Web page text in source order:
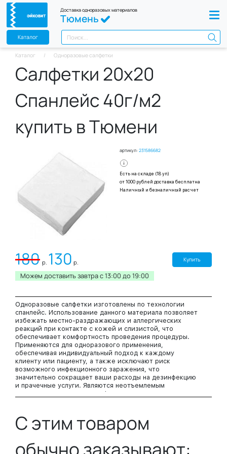
Доставка одноразовых материалов
Тюмень
Каталог
Каталог Одноразовые салфетки
Салфетки 20х20
Спанлейс 40г/м2
купить в Тюмени
артикул: 231586682
Есть на складе (18 уп)
от 1000 рублей доставка бесплатна
Наличный и безналичный расчет
180 р. 130 р. Купить
Можем доставить завтра c 13:00 до 19:00
Одноразовые салфетки изготовлены по технологии
спанлейс. Использование данного материала позволяет
избежать местно-раздражающих и аллергических
реакций при контакте с кожей и слизистой, что
обеспечивает комфортность проведения процедуры.
Применяются для одноразового применения,
обеспечивая индивидуальный подход к каждому
клиенту или пациенту, а также исключают риск
возможного инфекционного заражения, что
значительно сокращает ваши расходы на дезинфекцию
и прачечные услуги. Являются неотъемлемым
расходным материалом в сфере медицины и индустрии
герметичных полиэтиленовых упаковках, индивидуально
укомплектованы друг на друга, что упрощает
Размер: 20х20 см.
В упаковке: 100 штук.
С этим товаром